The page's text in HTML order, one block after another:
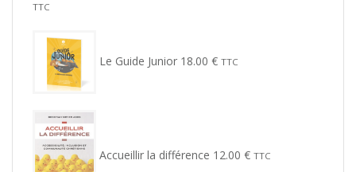
TTC
Le Guide Junior 18.00 € TTC
Accueillir la différence 12.00 € TTC